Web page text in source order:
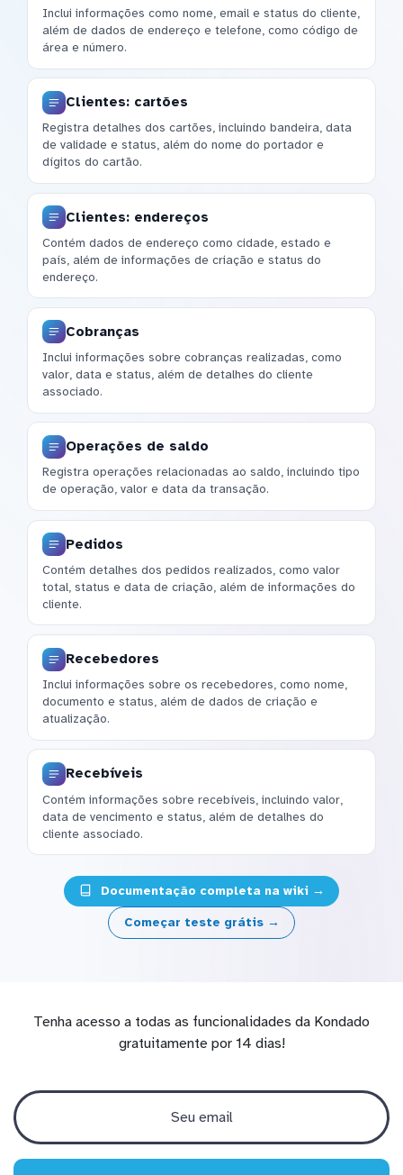
Inclui informações como nome, email e status do cliente,
além de dados de endereço e telefone, como código de
área e número.
Clientes: cartões
Registra detalhes dos cartões, incluindo bandeira, data
de validade e status, além do nome do portador e
dígitos do cartão.
Clientes: endereços
Contém dados de endereço como cidade, estado e
país, além de informações de criação e status do
endereço.
Cobranças
Inclui informações sobre cobranças realizadas, como
valor, data e status, além de detalhes do cliente
associado.
Operações de saldo
Registra operações relacionadas ao saldo, incluindo tipo
de operação, valor e data da transação.
Pedidos
Contém detalhes dos pedidos realizados, como valor
total, status e data de criação, além de informações do
cliente.
Recebedores
Inclui informações sobre os recebedores, como nome,
documento e status, além de dados de criação e
atualização.
Recebíveis
Contém informações sobre recebíveis, incluindo valor,
data de vencimento e status, além de detalhes do
cliente associado.
Documentação completa na wiki →
Começar teste grátis →
Tenha acesso a todas as funcionalidades da Kondado
gratuitamente por 14 dias!